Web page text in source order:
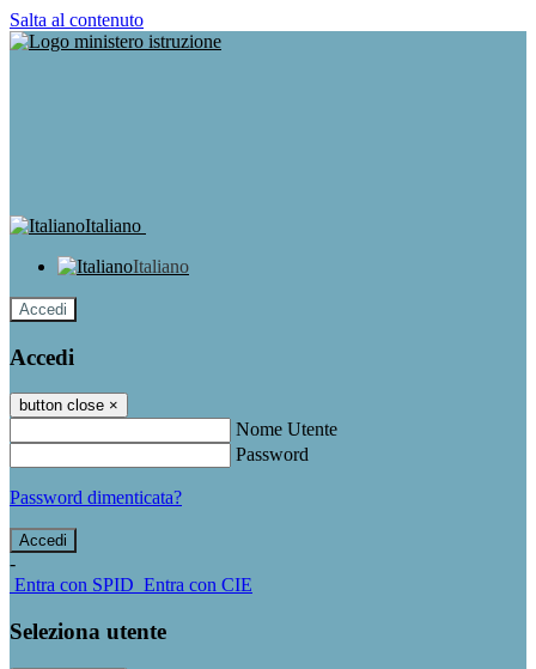
Salta al contenuto
Italiano
Italiano
Accedi
Accedi
button close ×
Nome Utente
Password
Password dimenticata?
-
Entra con SPID Entra con CIE
Seleziona utente